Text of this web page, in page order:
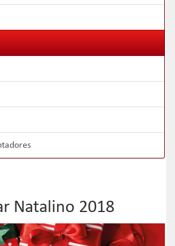
Natalino 2018